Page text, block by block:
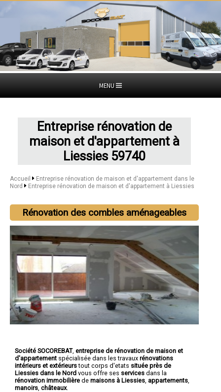
MENU
Entreprise rénovation de
maison et d'appartement à
Liessies 59740
Accueil
Entreprise rénovation de maison et d'appartement dans le
Nord
Entreprise rénovation de maison et d'appartement à Liessies
Rénovation des combles aménageables
Société SOCOREBAT, entreprise de rénovation de maison et
d'appartement spécialisée dans les travaux rénovations
intérieurs et extérieurstout corps d'etats située près de
Liessies dans le Nord vous offre ses services dans la
rénovation immobilière de maisons à Liessies appartements
manoirs châteaux.